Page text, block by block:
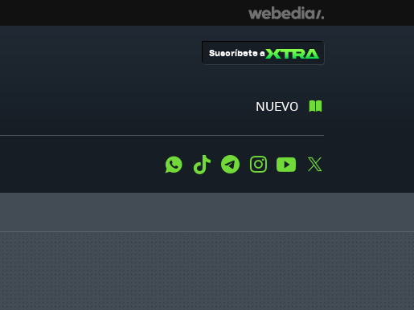
NUEVO
Suscríbete a
WhatsApp
Tiktok TelegramInstagramYoutube